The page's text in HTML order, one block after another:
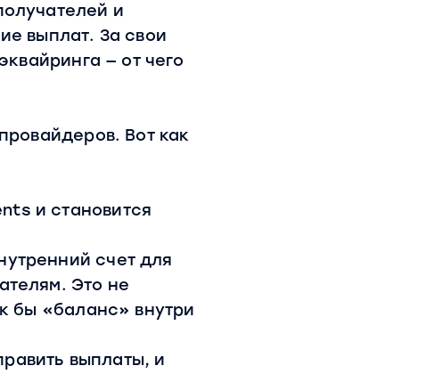
и
выплат. За свои
— от чего
Вот как
и становится
счет для
Это не
бы «баланс» внутри
выплаты, и